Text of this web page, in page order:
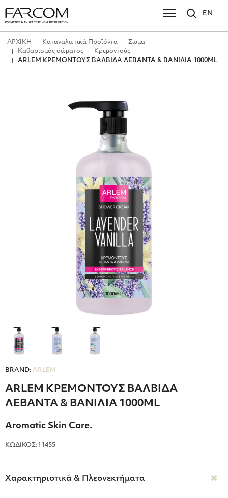
EN
ΑΡΧΙΚΗ Καταναλωτικά Προϊόντα
Σώμα
Καθαρισμός σώματος
Κρεμοντούς
ARLEM ΚΡΕΜΟΝΤΟΥΣ ΒΑΛΒΙΔΑ ΛΕΒΑΝΤΑ & ΒΑΝΙΛΙΑ 1000ML
BRAND: ARLEM
ARLEM ΚΡΕΜΟΝΤΟΥΣ ΒΑΛΒΙΔΑ
ΛΕΒΑΝΤΑ & ΒΑΝΙΛΙΑ 1000ML
Aromatic Skin Care.
ΚΩΔΙΚΟΣ:11455
Χαρακτηριστικά & Πλεονεκτήματα